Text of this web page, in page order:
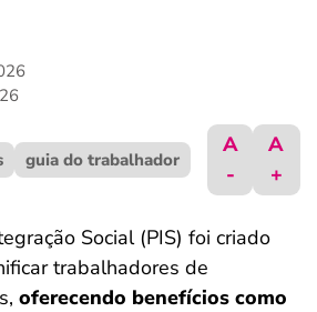
guia do trabalhador
A
-
A
+
Social (PIS) foi criado
trabalhadores de
oferecendo benefícios como